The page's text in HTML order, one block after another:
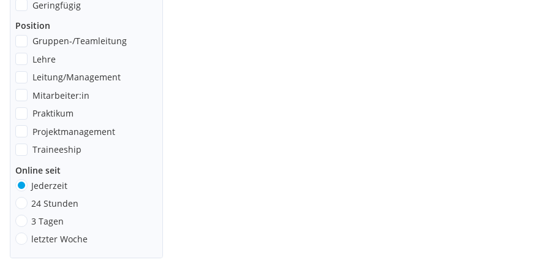
Geringfügig
Position
Gruppen-/Teamleitung
Lehre
Leitung/Management
Mitarbeiter:in
Praktikum
Projektmanagement
Traineeship
Online seit
Jederzeit
24 Stunden
3 Tagen
letzter Woche